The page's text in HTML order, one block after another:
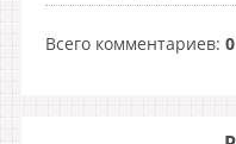
Всего комментариев: 0